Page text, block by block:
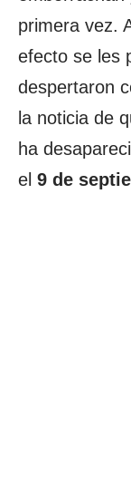
primera vez.
efecto se les
despertaron
la noticia de
ha
el 9 de